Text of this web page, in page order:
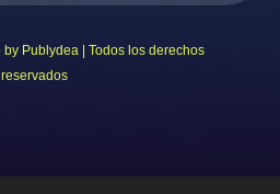
Publydea | Todos los derechos
reservados